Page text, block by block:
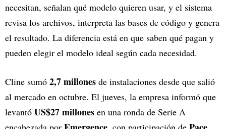
necesitan, señalan qué modelo quieren usar, y el sistema
revisa los archivos, interpreta las bases de código y genera
el resultado. La diferencia está en que saben qué pagan y
pueden elegir el modelo ideal según cada necesidad.
Cline sumó 2,7 millones de instalaciones desde que salió
al mercado en octubre. El jueves, la empresa informó que
levantó US$27 millones en una ronda de Serie A